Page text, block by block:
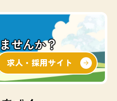
せんか？
求人・採用サイト